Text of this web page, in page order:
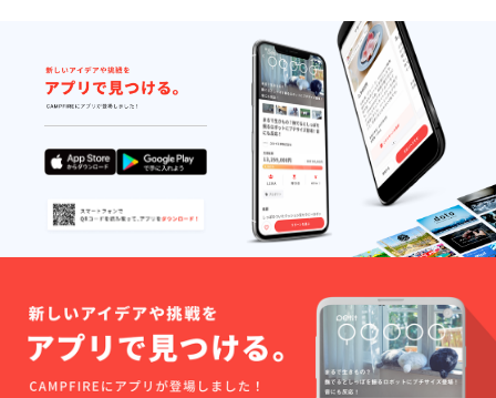
試写会
招待状
・監督
及びス
タッフ
との食
事会／
手渡し
特典あ
り ※愛
知県某
所にて
10月頃
を予定
す。